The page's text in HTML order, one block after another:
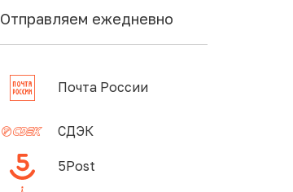
Отправляем ежедневно
Почта России
СДЭК
5Post